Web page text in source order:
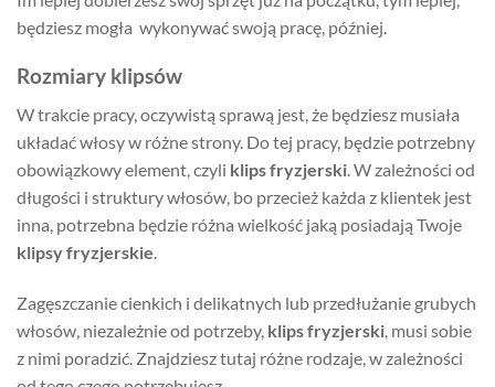
będziesz mogła wykonywać swoją pracę, później.
Rozmiary klipsów
W trakcie pracy, oczywistą sprawą jest, że będziesz musiała
układać włosy w różne strony. Do tej pracy, będzie potrzebny
obowiązkowy element, czyli klips fryzjerski. W zależności od
długości i struktury włosów, bo przecież każda z klientek jest
inna, potrzebna będzie różna wielkość jaką posiadają Twoje
klipsy fryzjerskie.
Zagęszczanie cienkich i delikatnych lub przedłużanie grubych
włosów, niezależnie od potrzeby, klips fryzjerski , musi sobie
z nimi poradzić. Znajdziesz tutaj różne rodzaje, w zależności